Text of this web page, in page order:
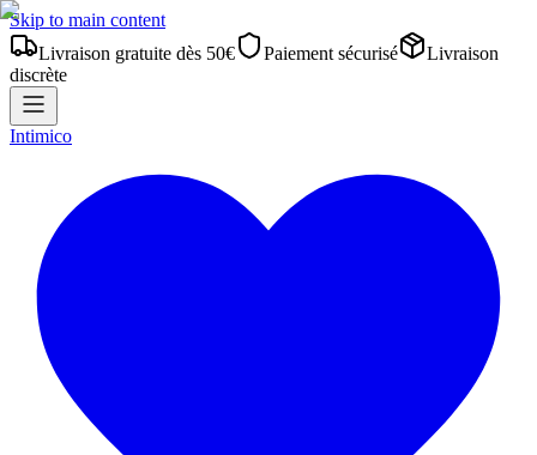
Skip to main content
Livraison gratuite dès 50€
Paiement sécurisé
Livraison
discrète
Intimico